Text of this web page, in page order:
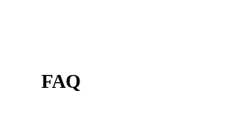
FAQ